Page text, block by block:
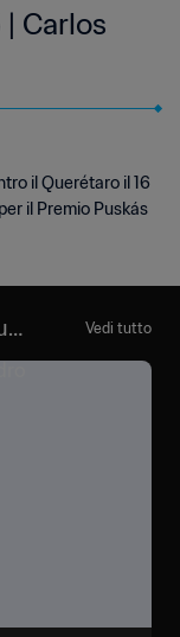
Carlos
il Querétaro il 16
il Premio Puskás
Vedi tutto